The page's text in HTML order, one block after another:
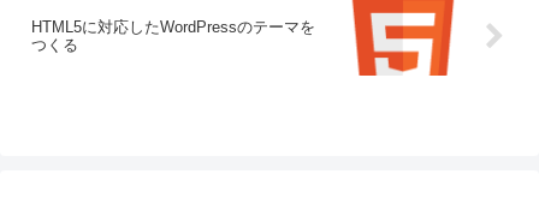
HTML5に対応したWordPressのテーマを
つくる